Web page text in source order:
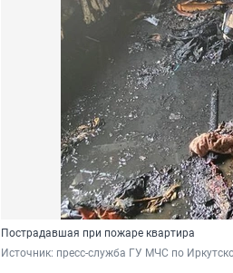
Пострадавшая при пожаре квартира
Источник: пресс-служба ГУ МЧС по